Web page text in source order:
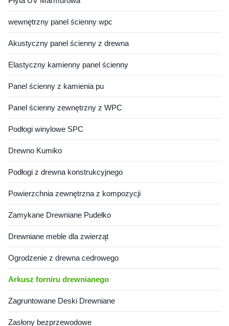
wewnętrzny panel ścienny wpc
Akustyczny panel ścienny z drewna
Elastyczny kamienny panel ścienny
Panel ścienny z kamienia pu
Panel ścienny zewnętrzny z WPC
Podłogi winylowe SPC
Drewno Kumiko
Podłogi z drewna konstrukcyjnego
Powierzchnia zewnętrzna z kompozycji
Zamykane Drewniane Pudełko
Drewniane meble dla zwierząt
Ogrodzenie z drewna cedrowego
Arkusz forniru drewnianego
Zagruntowane Deski Drewniane
Zasłony bezprzewodowe